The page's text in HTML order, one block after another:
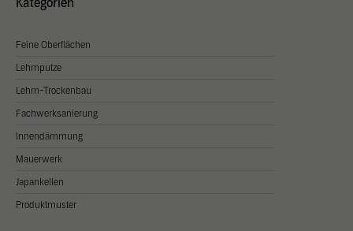
Feine Oberflächen
Lehmputze
Lehm-Trockenbau
Fachwerksanierung
Innendämmung
Mauerwerk
Japankellen
Produktmuster